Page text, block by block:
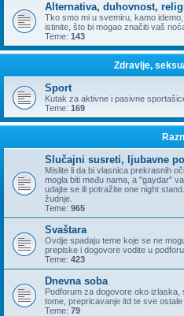
Alternativa, duhovnost,
Tko smo mi u svemiru, kamo
istinite, što bi mogao značiti vaš
Teme: 143
Zdravlje,
Sport
Kutak za aktivne i pasivne
Teme: 169
Slučajni susreti, ljubavne
Mislite li da bi vlasnica prekrasnih
mogla biti među nama, a "gaydar"
udajte se ili potražite one night
žudnje.
Teme: 965
Svaštara
Ovdje spadaju teme koje se ne
prepiske i dogovore vodite u
Teme: 423
Dnevna soba
Podforum za dogovore oko
tome, prepricavanje itd te sve
Teme: 79